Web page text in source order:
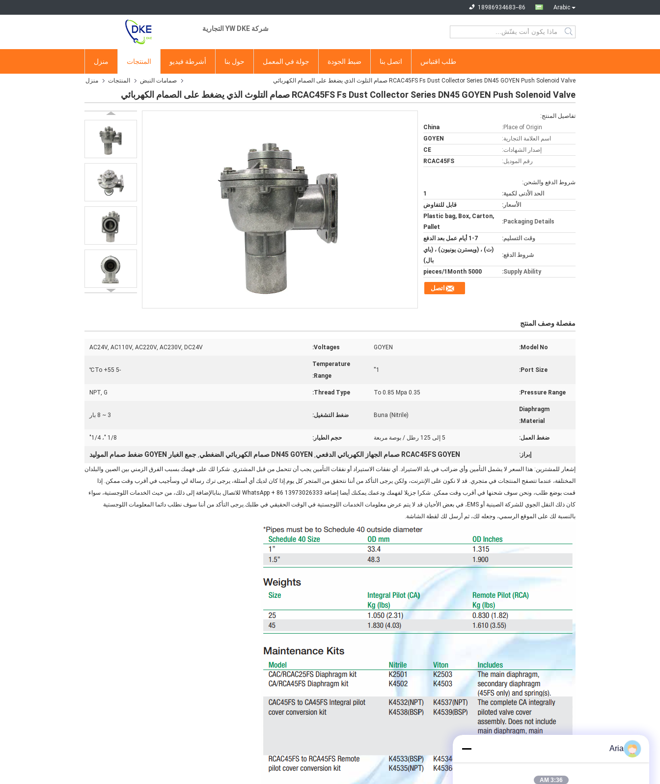
Arabic
86--18986934683
شركة YW DKE التجارية
منزل المنتجات أشرطة فيديو حول بنا جولة في المعمل ضبط الجودة اتصل بنا طلب اقتباس
منزل المنتجات صمامات النبض RCAC45FS Fs Dust Collector Series DN45 GOYEN Push Solenoid Valve صمام التلوث الذي يضغط على الصمام الكهربائي
RCAC45FS Fs Dust Collector Series DN45 GOYEN Push Solenoid Valve صمام التلوث الذي يضغط على الصمام الكهربائي
تفاصيل المنتج:
Place of Origin:
China
اسم العلامة التجارية:
GOYEN
إصدار الشهادات:
CE
رقم الموديل:
RCAC45FS
شروط الدفع والشحن:
الحد الأدنى لكمية:
1
الأسعار:
قابل للتفاوض
Packaging Details:
Plastic bag, Box, Carton,
Pallet
وقت التسليم:
1-7 أيام عمل بعد الدفع
شروط الدفع:
(ت) ، (ويسترن يونيون) ، (باي
بال)
Supply Ability:
5000 pieces/1Month
اتصل
مفصلة وصف المنتج
Model No:
GOYEN
Voltages:
AC24V, AC110V, AC220V, AC230V, DC24V
Port Size:
1''
Temperature
Range:
-5 To +55℃
Pressure Range:
0.35 To 0.85 Mpa
Thread Type:
NPT, G
Diaphragm
Material:
Buna (Nitrile) ضغط التشغيل: 3 ~ 8 بار
ضغط العمل: 5 إلى 125 رطل / بوصة مربعة حجم الطيار: 1/8 "، 1/4"
إبراز: RCAC45FS GOYEN صمام الجهاز الكهربائي الدفعي , DN45 GOYEN صمام الكهربائي الضغطي , جمع الغبار GOYEN ضغط صمام الموليد
إشعار للمشترين: هذا السعر لا يشمل التأمين وأي ضرائب في بلد الاستيراد. أي نفقات الاستيراد أو نفقات التأمين يجب أن تتحمل من قبل المشتري. شكرا لك على فهمك.بسبب الفرق الزمني بين الصين والبلدان
المختلفة، عندما تتصفح المنتجات في متجري. قد لا نكون على الإنترنت، ولكن يرجى التأكد من أننا نتحقق من المتجر كل يوم.إذا كان لديك أي أسئلة، يرجى ترك رسالة لي وسأجيب في أقرب وقت ممكن. إذا
قمت بوضع طلب، ونحن سوف شحنها في أقرب وقت ممكن. شكرا جزيلا لفهمك ودعمك.يمكنك أيضا إضافة WhatsApp + 86 13973026333 للاتصال بنابالإضافة إلى ذلك، من حيث الخدمات اللوجستية، سواء
كان ذلك النقل الجوي للشركة الصينية أو EMS، في بعض الأحيان قد لا يتم عرض معلومات الخدمات اللوجستية في الوقت الحقيقي في طلبك.يرجى التأكد من أننا سوف نطلب دائما المعلومات اللوجستية
بالنسبة لك على الموقع الرسمي، وجعله لك، ثم أرسل لك لقطة الشاشة.
Aria
3:36 AM